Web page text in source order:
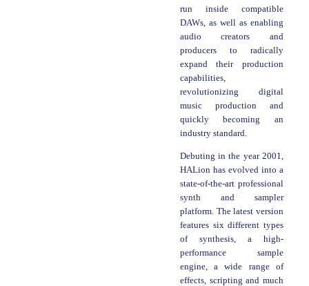
run inside compatible
DAWs, as well as enabling
audio creators and
producers to radically
expand their production
capabilities,
revolutionizing digital
music production and
quickly becoming an
industry standard.
Debuting in the year 2001,
HALion has evolved into a
state-of-the-art professional
synth and sampler
platform. The latest version
features six different types
of synthesis, a high-
performance sample
engine, a wide range of
effects, scripting and much